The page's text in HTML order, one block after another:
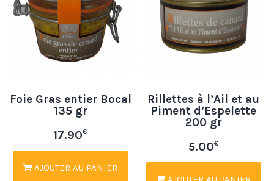
Foie Gras entier Bocal
135 gr
17.90€
AJOUTER AU PANIER
Rillettes à l’Ail et au
Piment d’Espelette
200 gr
5.00€